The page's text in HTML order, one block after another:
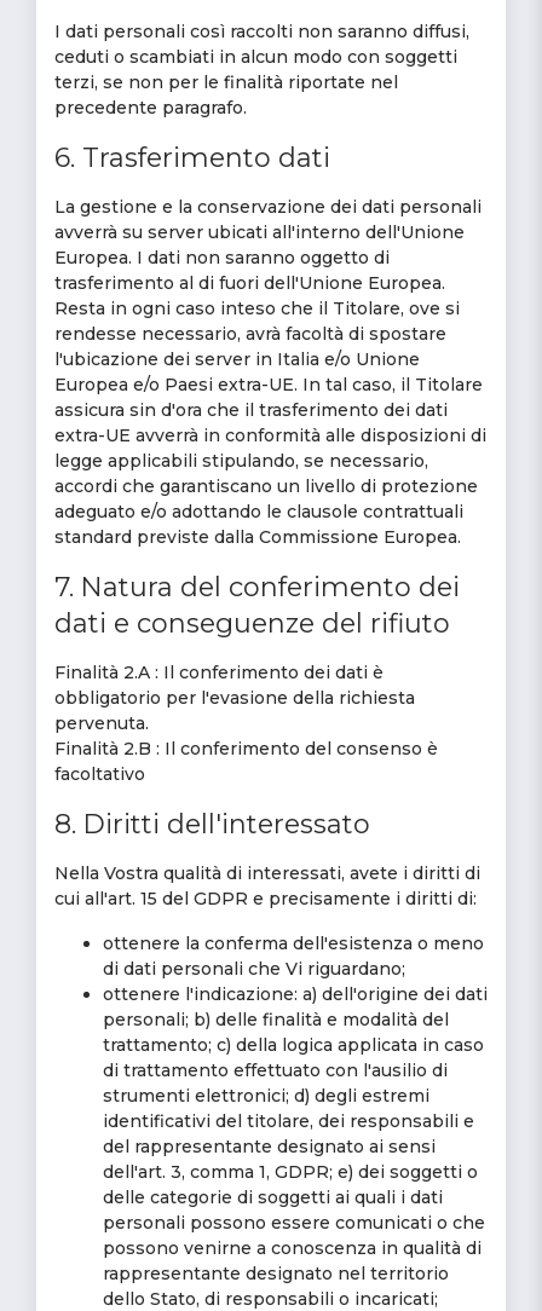
I dati personali così raccolti non saranno diffusi,
ceduti o scambiati in alcun modo con soggetti
terzi, se non per le finalità riportate nel
precedente paragrafo.
6. Trasferimento dati
La gestione e la conservazione dei dati personali
avverrà su server ubicati all'interno dell'Unione
Europea. I dati non saranno oggetto di
trasferimento al di fuori dell'Unione Europea.
Resta in ogni caso inteso che il Titolare, ove si
rendesse necessario, avrà facoltà di spostare
l'ubicazione dei server in Italia e/o Unione
Europea e/o Paesi extra-UE. In tal caso, il Titolare
assicura sin d'ora che il trasferimento dei dati
extra-UE avverrà in conformità alle disposizioni di
legge applicabili stipulando, se necessario,
accordi che garantiscano un livello di protezione
adeguato e/o adottando le clausole contrattuali
standard previste dalla Commissione Europea.
7. Natura del conferimento dei
dati e conseguenze del rifiuto
Finalità 2.A : Il conferimento dei dati è
obbligatorio per l'evasione della richiesta
pervenuta.
Finalità 2.B : Il conferimento del consenso è
facoltativo
8. Diritti dell'interessato
Nella Vostra qualità di interessati, avete i diritti di
cui all'art. 15 del GDPR e precisamente i diritti di:
ottenere la conferma dell'esistenza o meno
di dati personali che Vi riguardano;
ottenere l'indicazione: a) dell'origine dei dati
personali; b) delle finalità e modalità del
trattamento; c) della logica applicata in caso
di trattamento effettuato con l'ausilio di
strumenti elettronici; d) degli estremi
identificativi del titolare, dei responsabili e
del rappresentante designato ai sensi
dell'art. 3, comma 1, GDPR; e) dei soggetti o
delle categorie di soggetti ai quali i dati
personali possono essere comunicati o che
possono venirne a conoscenza in qualità di
rappresentante designato nel territorio
dello Stato, di responsabili o incaricati;